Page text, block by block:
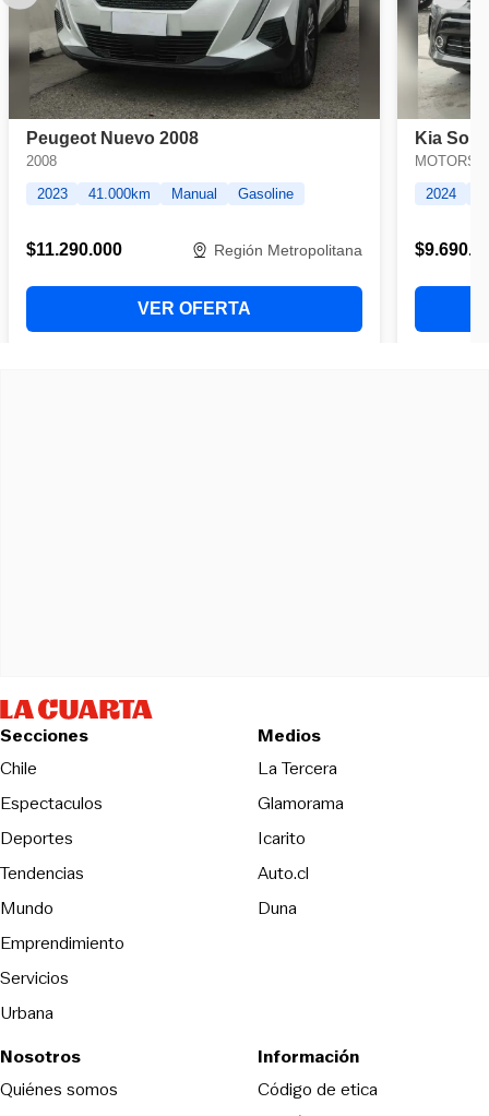
Secciones
Chile
Espectaculos
Deportes
Tendencias
Mundo
Emprendimiento
Servicios
Urbana
Medios
La Tercera
Glamorama
Icarito
Auto.cl
Duna
Nosotros
Quiénes somos
Información
Código de etica